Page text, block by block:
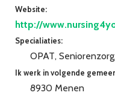
Website:
http://
Specialiaties:
OPAT Seniorenzorg
Ik werk in volgende
8930 Menen